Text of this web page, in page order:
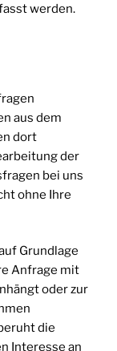
werden.
aus dem
dort
der
bei uns
ohne Ihre
Grundlage
Anfrage mit
oder zur
die
Interesse an